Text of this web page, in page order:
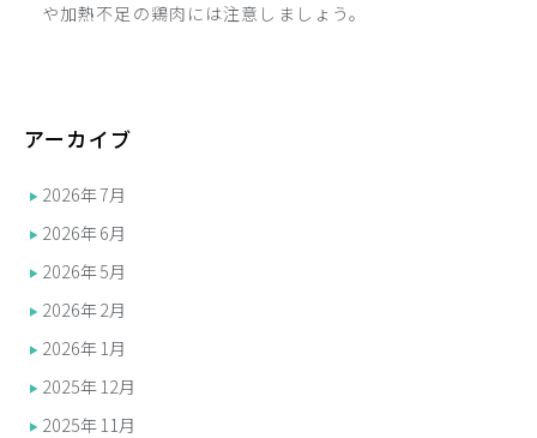
や加熱不足の鶏肉には注意しましょう。
アーカイブ
2026年7月
2026年6月
2026年5月
2026年2月
2026年1月
2025年12月
2025年11月